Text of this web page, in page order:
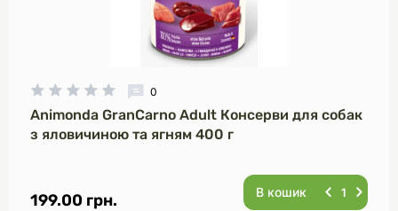
0
Animonda GranCarno Adult Консерви для собак
з яловичиною та ягням 400 г
199.00 грн. В кошик